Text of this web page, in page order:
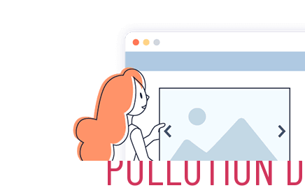
Accueil les Actualités Pollution du
POLLUTION